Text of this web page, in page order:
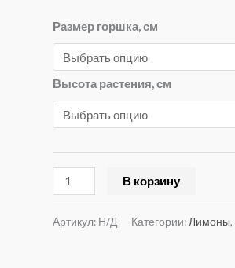
Размер горшка, см
Высота растения, см
В корзину
Артикул: Н/Д Категории:Лимоны,